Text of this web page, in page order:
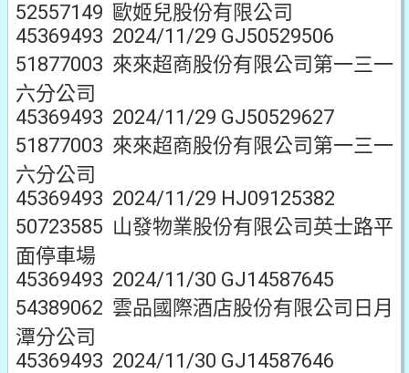
52557149 歐姬兒股份有限公司
45369493 2024/11/29 GJ50529506
51877003 來來超商股份有限公司第一三一
六分公司
45369493 2024/11/29 GJ50529627
51877003 來來超商股份有限公司第一三一
六分公司
45369493 2024/11/29 HJ09125382
50723585 山發物業股份有限公司英士路平
面停車場
45369493 2024/11/30 GJ14587645
54389062 雲品國際酒店股份有限公司日月
潭分公司
45369493 2024/11/30 GJ14587646